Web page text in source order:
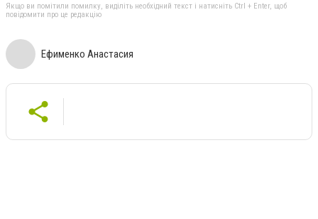
Якщо ви помітили помилку, виділіть необхідний текст і натисніть Ctrl + Enter, щоб
повідомити про це редакцію
Ефименко Анастасия